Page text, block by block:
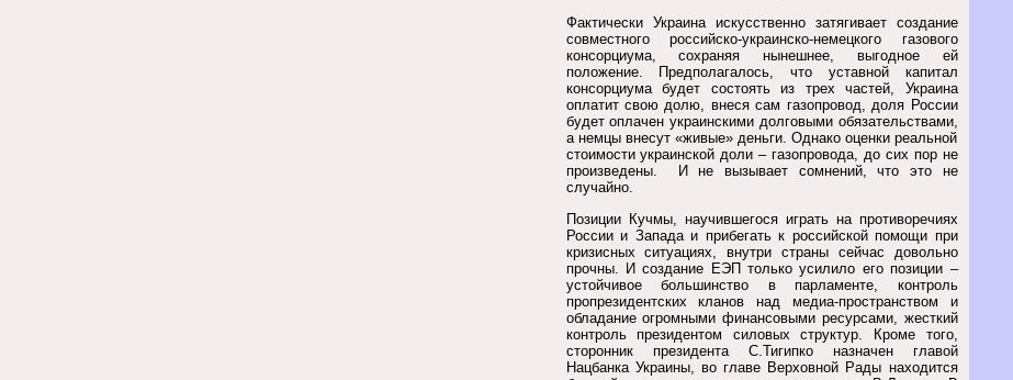
Фактически Украина искусственно затягивает создание
совместного российско-украинско-немецкого газового
консорциума, сохраняя нынешнее, выгодное ей
положение. Предполагалось, что уставной капитал
консорциума будет состоять из трех частей, Украина
оплатит свою долю, внеся сам газопровод, доля России
будет оплачен украинскими долговыми обязательствами,
а немцы внесут «живые» деньги. Однако оценки реальной
стоимости украинской доли – газопровода, до сих пор не
произведены. И не вызывает сомнений, что это не
случайно.
Позиции Кучмы, научившегося играть на противоречиях
России и Запада и прибегать к российской помощи при
кризисных ситуациях, внутри страны сейчас довольно
прочны. И создание ЕЭП только усилило его позиции –
устойчивое большинство в парламенте, контроль
пропрезидентских кланов над медиа-пространством и
обладание огромными финансовыми ресурсами, жесткий
контроль президентом силовых структур. Кроме того,
сторонник президента С.Тигипко назначен главой
Нацбанка Украины, во главе Верховной Рады находится